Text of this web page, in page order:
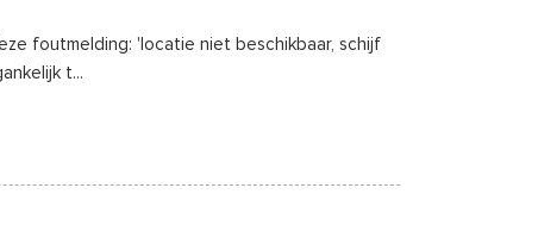
foutmelding: 'locatie niet beschikbaar, schijf
t...